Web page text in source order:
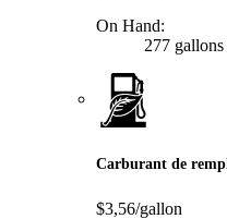
On Hand:
277 gallons
Carburant de
$3,56/gallon